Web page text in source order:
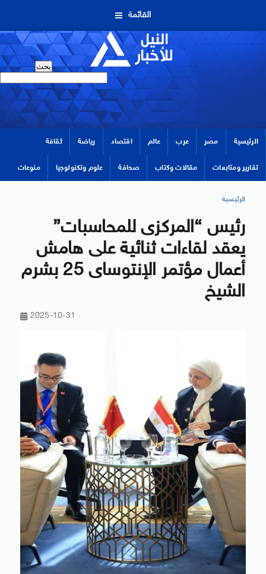
القائمة
الرئيسية مصر عرب عالم اقتصاد رياضة ثقافة
تقارير ومتابعات مقالات وكتاب صحافة علوم وتكنولوجيا منوعات
الرئيسية
رئيس “المركزى للمحاسبات”
يعقد لقاءات ثنائية على هامش
أعمال مؤتمر الإنتوساى 25 بشرم
الشيخ
2025-10-31